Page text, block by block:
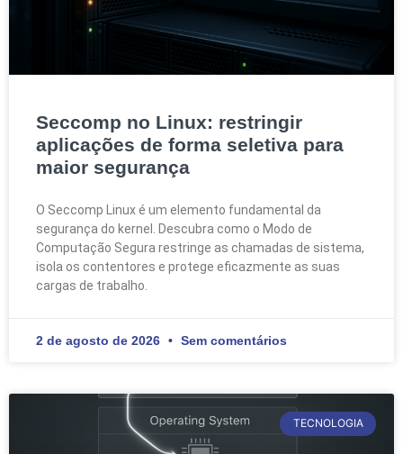
Seccomp no Linux: restringir
aplicações de forma seletiva para
maior segurança
O Seccomp Linux é um elemento fundamental da
segurança do kernel. Descubra como o Modo de
Computação Segura restringe as chamadas de sistema,
isola os contentores e protege eficazmente as suas
cargas de trabalho.
2 de agosto de 2026 Sem comentários
TECNOLOGIA